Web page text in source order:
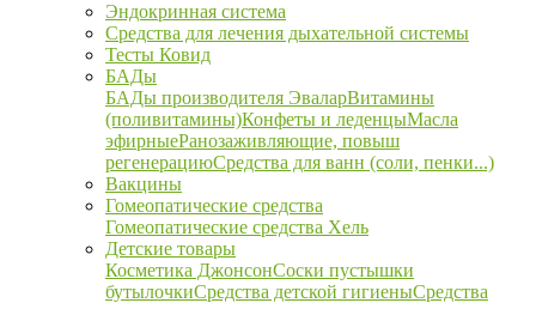
Эндокринная система
Средства для лечения дыхательной системы
Тесты Ковид
БАДы
БАДы производителя ЭваларВитамины
(поливитамины)Конфеты и леденцыМасла
эфирныеРанозаживляющие, повыш
регенерациюСредства для ванн (соли, пенки...)
Вакцины
Гомеопатические средства
Гомеопатические средства Хель
Детские товары
Косметика ДжонсонСоски пустышки
бутылочкиСредства детской гигиеныСредства